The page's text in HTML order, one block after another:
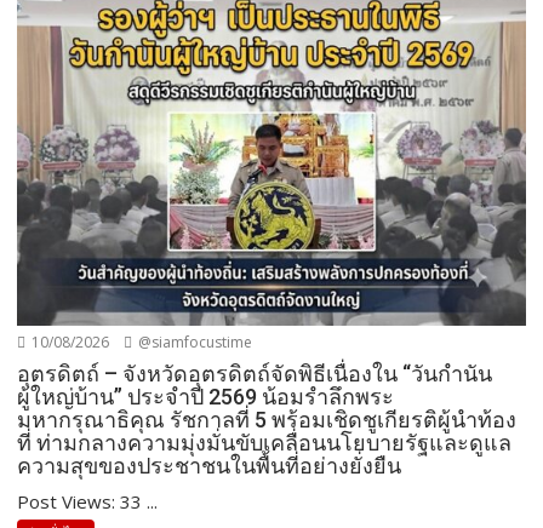
10/08/2026 @siamfocustime
​อุตรดิตถ์ – จังหวัดอุตรดิตถ์จัดพิธีเนื่องใน “วันกำนัน
ผู้ใหญ่บ้าน” ประจำปี 2569 น้อมรำลึกพระ
มหากรุณาธิคุณ รัชกาลที่ 5 พร้อมเชิดชูเกียรติผู้นำท้อง
ที่ ท่ามกลางความมุ่งมั่นขับเคลื่อนนโยบายรัฐและดูแล
ความสุขของประชาชนในพื้นที่อย่างยั่งยืน
Post Views: 33 ​...